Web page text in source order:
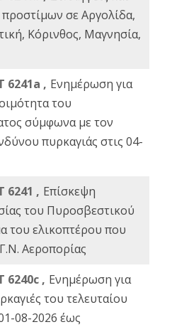
σε Αργολίδα,
Κόρινθος, Μαγνησία,
6241a , Ενημέρωση για
του
σύμφωνα με τον
πυρκαγιάς στις 04-
6241 , Επίσκεψη
του Πυροσβεστικού
του ελικοπτέρου που
Αεροπορίας
6240c , Ενημέρωση για
του τελευταίου
08-2026 έως